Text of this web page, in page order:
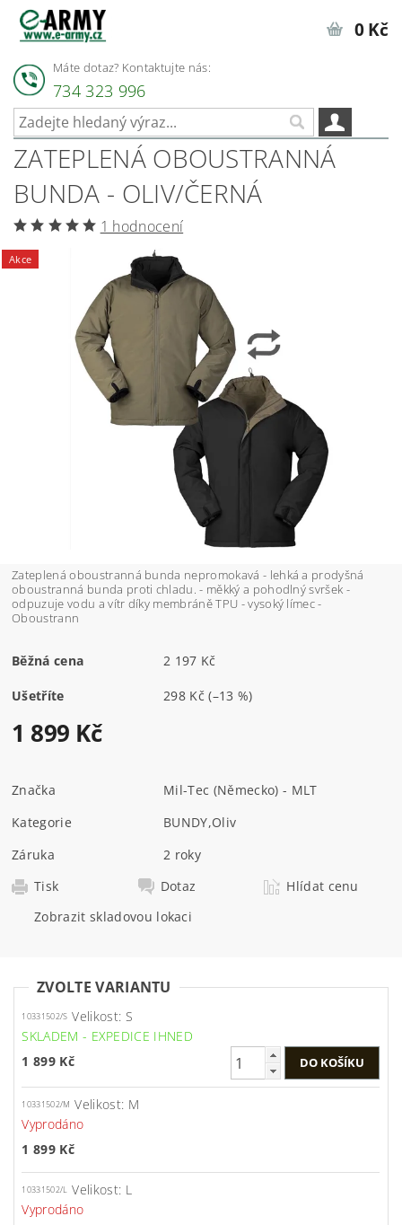
Máte dotaz? Kontaktujte nás:
734 323 996
0 Kč
ZATEPLENÁ OBOUSTRANNÁ
BUNDA - OLIV/ČERNÁ
1 hodnocení
Akce
Zateplená oboustranná bunda nepromokavá - lehká a prodyšná
oboustranná bunda proti chladu. - měkký a pohodlný svršek -
odpuzuje vodu a vítr díky membráně TPU - vysoký límec -
Oboustrann
Běžná cena 2 197 Kč
Ušetříte 298 Kč(–13 %)
1 899 Kč
Značka
Mil-Tec (Německo) - MLT
Kategorie
BUNDY,Oliv
Záruka
2 roky
Tisk
Dotaz
Hlídat cenu
Zobrazit skladovou lokaci
ZVOLTE VARIANTU
10331502/S Velikost: S
SKLADEM - EXPEDICE IHNED
1 899 Kč
10331502/M Velikost: M
Vyprodáno
1 899 Kč
10331502/L Velikost: L
Vyprodáno